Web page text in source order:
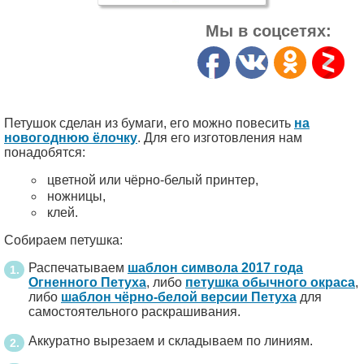
Мы в соцсетях:
Петушок сделан из бумаги, его можно повесить на
новогоднюю ёлочку. Для его изготовления нам
понадобятся:
цветной или чёрно-белый принтер,
ножницы,
клей.
Собираем петушка:
Распечатываем шаблон символа 2017 года
Огненного Петуха, либо петушка обычного окраса,
либо шаблон чёрно-белой версии Петуха для
самостоятельного раскрашивания.
Аккуратно вырезаем и складываем по линиям.